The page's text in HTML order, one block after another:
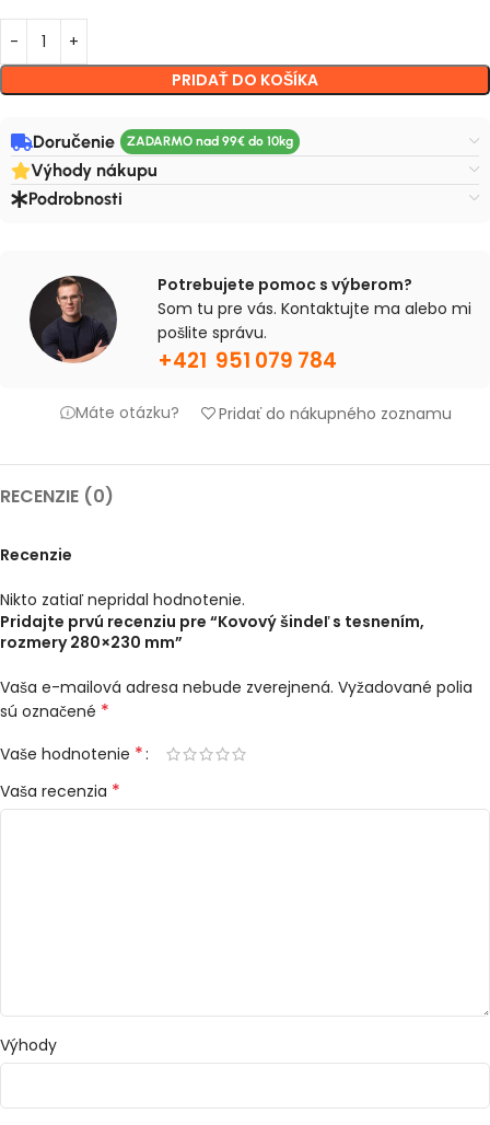
PRIDAŤ DO KOŠÍKA
Doručenie
Výhody nákupu
Podrobnosti
Potrebujete pomoc s výberom?
Som tu pre vás. Kontaktujte ma alebo mi
pošlite správu.
+421 951 079 784
Máte otázku? Pridať do nákupného zoznamu
RECENZIE (0)
Recenzie
Nikto zatiaľ nepridal hodnotenie.
Pridajte prvú recenziu pre “Kovový šindeľ s tesnením,
rozmery 280×230 mm”
Vaša e-mailová adresa nebude zverejnená. Vyžadované polia
sú označené *
Vaše hodnotenie *
Vaša recenzia *
Výhody